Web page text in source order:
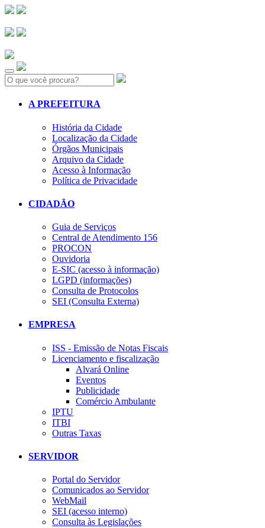
Search:
A PREFEITURA
História da Cidade
Localização da Cidade
Órgãos Municipais
Arquivo da Cidade
Acesso à Informação
Política de Privacidade
CIDADÃO
Guia de Serviços
Central de Atendimento 156
PROCON
Ouvidoria
E-SIC (acesso à informação)
LGPD (informações)
Consulta de Protocolos
SEI (Consulta Externa)
EMPRESA
ISS - Emissão de Notas Fiscais
Licenciamento e fiscalização
Alvará Online
Eventos
Publicidade
Comércio Ambulante
IPTU
ITBI
Outras Taxas
SERVIDOR
Portal do Servidor
Comunicados ao Servidor
WebMail
SEI (acesso interno)
Consulta às Legislações